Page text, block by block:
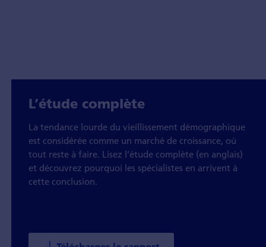
L’étude complète
La tendance lourde du vieillissement démographique
est considérée comme un marché de croissance, où
tout reste à faire. Lisez l’étude complète (en anglais)
et découvrez pourquoi les spécialistes en arrivent à
cette conclusion.